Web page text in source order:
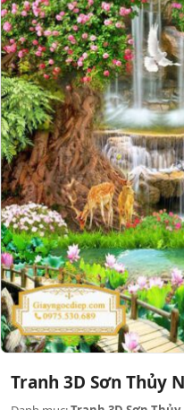
Tranh 3D Sơn Thủy